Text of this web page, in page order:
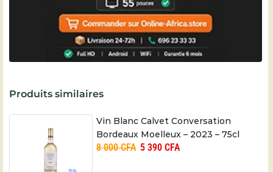
Produits similaires
Vin Blanc Calvet Conversation
Bordeaux Moelleux – 2023 – 75cl
8 000CFA 5 390 CFA